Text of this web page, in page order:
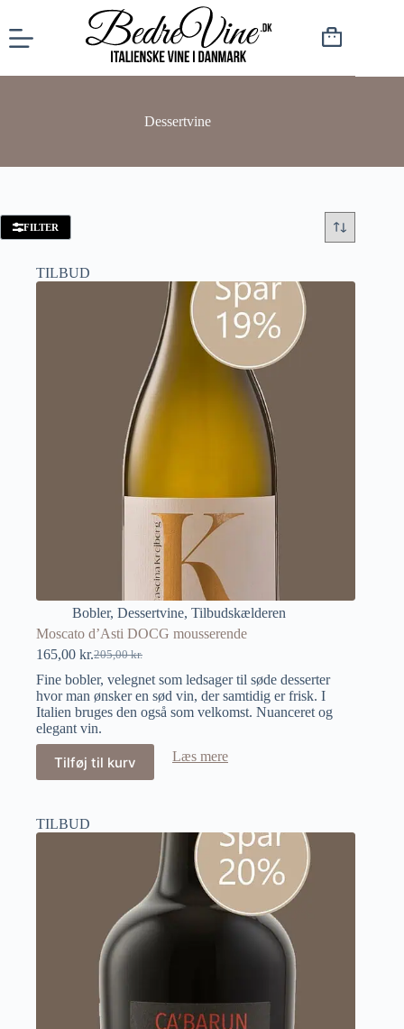
Dessertvine
FILTER
TILBUD
Bobler, Dessertvine, Tilbudskælderen
Moscato d’Asti DOCG mousserende
205,00kr.
165,00 kr.
Fine bobler, velegnet som ledsager til søde desserter
hvor man ønsker en sød vin, der samtidig er frisk. I
Italien bruges den også som velkomst. Nuanceret og
elegant vin.
Tilføj til kurv Læs mere
TILBUD